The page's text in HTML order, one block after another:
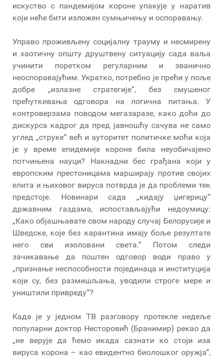
искуство с пандемијом короне упакује у наратив
који неће бити изложен сумњичењу и оспоравању.
Управо проживљену социјалну трауму и несмирену
и хаотичну општу друштвену ситуацију сада ваља
учинити поретком регуларним и званично
неоспоравајућим. Укратко, потребно је прећи у поље
добре „излазне стратегије“, без смушеног
прећуткивања одговора на логична питања. У
контроверзама поводом мегазаразе, како доћи до
дискурса кадрог да пред јавношћу сачува не само
углед „струке“ већ и ауторитет политичке моћи која
је у време епидемије короне била неуобичајено
потчињена науци? Накнадни бес грађана који у
европским престоницама марширају против својих
елита и њиховог вируса потврда је да проблеми тек
предстоје. Новинари сада „кидају џигерицу“
државним газдама, испостављајући недоумицу:
„Како објашњавате свом народу случај Белорусије и
Шведске, које без карантина имају боље резултате
него сви изоловани света.“ Потом следи
зачикавање да поштен одговор води право у
„признање неспособности појединаца и институција
који су, без размишљања, уводили строге мере и
уништили привреду“?
Када је у једном ТВ разговору протекле недеље
популарни доктор Несторовић (Бранимир) рекао да
„не верује да ћемо икада сазнати ко стоји иза
вируса корона – као евидентно биолошког оружја“,